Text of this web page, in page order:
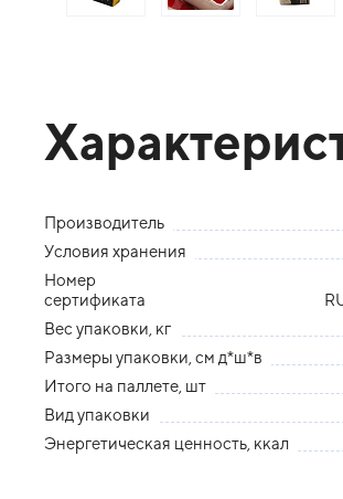
Производитель
Условия хранения
Номер
сертификата
Вес упаковки, кг
Размеры упаковки, см д*ш*в
Итого на паллете, шт
Вид упаковки
Энергетическая ценность, ккал